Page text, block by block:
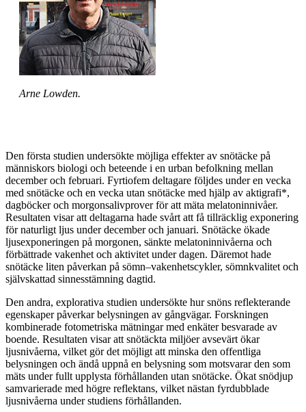
Arne Lowden.
Den första studien undersökte möjliga effekter av snötäcke på
människors biologi och beteende i en urban befolkning mellan
december och februari. Fyrtiofem deltagare följdes under en vecka
med snötäcke och en vecka utan snötäcke med hjälp av aktigrafi*,
dagböcker och morgonsalivprover för att mäta melatoninnivåer.
Resultaten visar att deltagarna hade svårt att få tillräcklig exponering
för naturligt ljus under december och januari. Snötäcke ökade
ljusexponeringen på morgonen, sänkte melatoninnivåerna och
förbättrade vakenhet och aktivitet under dagen. Däremot hade
snötäcke liten påverkan på sömn–vakenhetscykler, sömnkvalitet och
självskattad sinnesstämning dagtid.
Den andra, explorativa studien undersökte hur snöns reflekterande
egenskaper påverkar belysningen av gångvägar. Forskningen
kombinerade fotometriska mätningar med enkäter besvarade av
boende. Resultaten visar att snötäckta miljöer avsevärt ökar
ljusnivåerna, vilket gör det möjligt att minska den offentliga
belysningen och ändå uppnå en belysning som motsvarar den som
mäts under fullt upplysta förhållanden utan snötäcke. Ökat snödjup
samvarierade med högre reflektans, vilket nästan fyrdubblade
ljusnivåerna under studiens förhållanden.